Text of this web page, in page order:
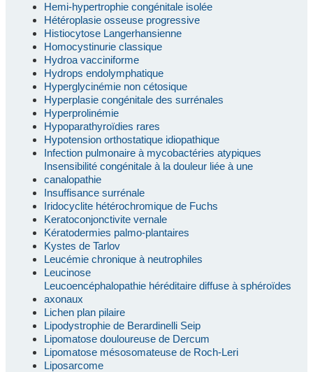
Hemi-hypertrophie congénitale isolée
Hétéroplasie osseuse progressive
Histiocytose Langerhansienne
Homocystinurie classique
Hydroa vacciniforme
Hydrops endolymphatique
Hyperglycinémie non cétosique
Hyperplasie congénitale des surrénales
Hyperprolinémie
Hypoparathyroïdies rares
Hypotension orthostatique idiopathique
Infection pulmonaire à mycobactéries atypiques
Insensibilité congénitale à la douleur liée à une
canalopathie
Insuffisance surrénale
Iridocyclite hétérochromique de Fuchs
Keratoconjonctivite vernale
Kératodermies palmo-plantaires
Kystes de Tarlov
Leucémie chronique à neutrophiles
Leucinose
Leucoencéphalopathie héréditaire diffuse à sphéroïdes
axonaux
Lichen plan pilaire
Lipodystrophie de Berardinelli Seip
Lipomatose douloureuse de Dercum
Lipomatose mésosomateuse de Roch-Leri
Liposarcome